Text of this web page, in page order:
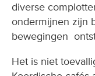
diverse
ondermijnen zijn
bewegingen
Het is niet